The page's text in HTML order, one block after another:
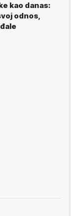
kao danas:
odnos,